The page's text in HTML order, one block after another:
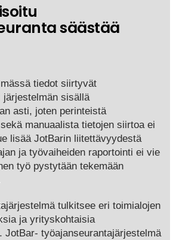
säästää
tiedot siirtyvät
järjestelmän sisällä
asti, joten perinteistä
manuaalista tietojen siirtoa ei
lisää JotBarin liitettävyydestä
ja työvaiheiden raportointi ei vie
työ pystytään tekemään
tulkitsee eri toimialojen
ja yrityskohtaisia
JotBar- työajanseurantajärjestelmä